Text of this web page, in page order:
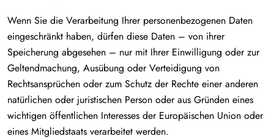
Wenn Sie die Verarbeitung Ihrer personenbezogenen Daten
eingeschränkt haben, dürfen diese Daten – von ihrer
Speicherung abgesehen – nur mit Ihrer Einwilligung oder zur
Geltendmachung, Ausübung oder Verteidigung von
Rechtsansprüchen oder zum Schutz der Rechte einer anderen
natürlichen oder juristischen Person oder aus Gründen eines
wichtigen öffentlichen Interesses der Europäischen Union oder
eines Mitgliedstaats verarbeitet werden.